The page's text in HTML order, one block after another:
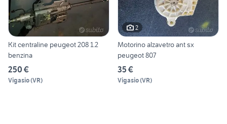
Kit centraline peugeot 208 1.2
benzina
250 €
Vigasio(VR)
2
Motorino alzavetro ant sx
peugeot 807
35 €
Vigasio(VR)